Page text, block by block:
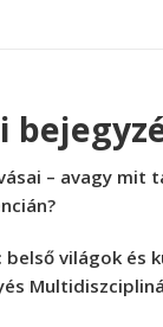
– avagy mit
világok és